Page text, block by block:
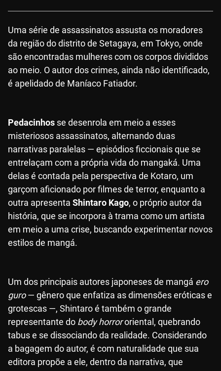
Uma série de assassinatos assusta os moradores
da região do distrito de Setagaya, em Tokyo, onde
são encontradas mulheres com os corpos divididos
ao meio. O autor dos crimes, ainda não identificado,
é apelidado de Maníaco Fatiador.
Pedacinhos se desenrola em meio a esses
misteriosos assassinatos, alternando duas
narrativas paralelas — episódios ficcionais que se
entrelaçam com a própria vida do mangaká. Uma
delas é contada pela perspectiva de Kotaro, um
garçom aficionado por filmes de terror, enquanto a
outra apresenta Shintaro Kago, o próprio autor da
história, que se incorpora à trama como um artista
em meio a uma crise, buscando experimentar novos
estilos de mangá.
Um dos principais autores japoneses de mangá ero
guro— gênero que enfatiza as dimensões eróticas e
grotescas —, Shintaro é também o grande
representante do body horrororiental, quebrando
tabus e se dissociando da realidade. Considerando
a bagagem do autor, é com naturalidade que sua
editora propõe a ele, dentro da narrativa, que